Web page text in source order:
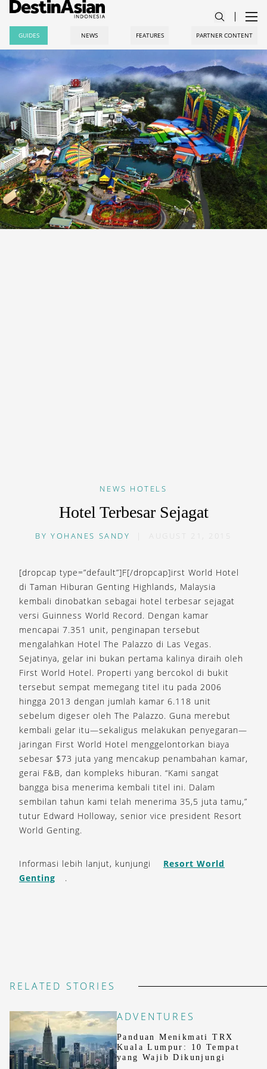
GUIDES NEWS FEATURES PARTNER CONTENT
NEWS HOTELS
Hotel Terbesar Sejagat
BYYOHANES SANDY AUGUST 21, 2015
[dropcap type=”default”]F[/dropcap]irst World Hotel
di Taman Hiburan Genting Highlands, Malaysia
kembali dinobatkan sebagai hotel terbesar sejagat
versi Guinness World Record. Dengan kamar
mencapai 7.351 unit, penginapan tersebut
mengalahkan Hotel The Palazzo di Las Vegas.
Sejatinya, gelar ini bukan pertama kalinya diraih oleh
First World Hotel. Properti yang bercokol di bukit
tersebut sempat memegang titel itu pada 2006
hingga 2013 dengan jumlah kamar 6.118 unit
sebelum digeser oleh The Palazzo. Guna merebut
kembali gelar itu—sekaligus melakukan penyegaran—
jaringan First World Hotel menggelontorkan biaya
sebesar $73 juta yang mencakup penambahan kamar,
gerai F&B, dan kompleks hiburan. “Kami sangat
bangga bisa menerima kembali titel ini. Dalam
sembilan tahun kami telah menerima 35,5 juta tamu,”
tutur Edward Holloway, senior vice president Resort
World Genting.
Informasi lebih lanjut, kunjungi
Resort World
Genting
.
RELATED STORIES
ADVENTURES
Panduan Menikmati TRX
Kuala Lumpur: 10 Tempat
yang Wajib Dikunjungi